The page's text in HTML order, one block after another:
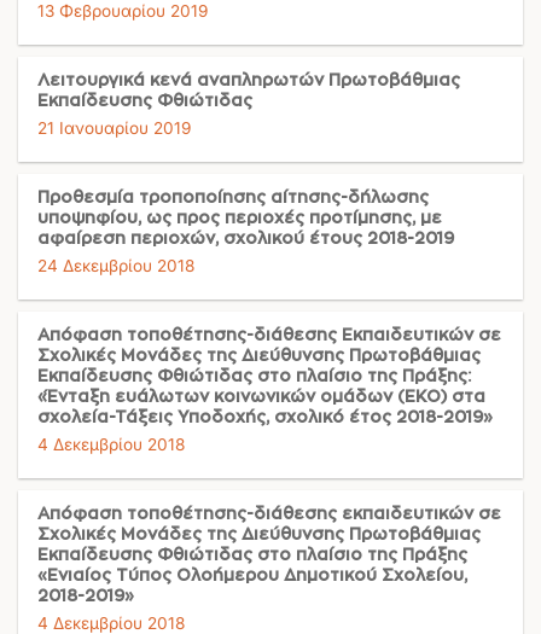
13 Φεβρουαρίου 2019
Λειτουργικά κενά αναπληρωτών Πρωτοβάθμιας
Εκπαίδευσης Φθιώτιδας
21 Ιανουαρίου 2019
Προθεσμία τροποποίησης αίτησης-δήλωσης
υποψηφίου, ως προς περιοχές προτίμησης, με
αφαίρεση περιοχών, σχολικού έτους 2018-2019
24 Δεκεμβρίου 2018
Απόφαση τοποθέτησης-διάθεσης Εκπαιδευτικών σε
Σχολικές Μονάδες της Διεύθυνσης Πρωτοβάθμιας
Εκπαίδευσης Φθιώτιδας στο πλαίσιο της Πράξης:
«Ένταξη ευάλωτων κοινωνικών ομάδων (ΕΚΟ) στα
σχολεία-Τάξεις Υποδοχής, σχολικό έτος 2018-2019»
4 Δεκεμβρίου 2018
Απόφαση τοποθέτησης-διάθεσης εκπαιδευτικών σε
Σχολικές Μονάδες της Διεύθυνσης Πρωτοβάθμιας
Εκπαίδευσης Φθιώτιδας στο πλαίσιο της Πράξης
«Ενιαίος Τύπος Ολοήμερου Δημοτικού Σχολείου,
2018-2019»
4 Δεκεμβρίου 2018